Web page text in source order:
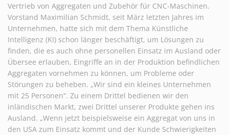
Vertrieb von Aggregaten und Zubehör für CNC-Maschinen.
Vorstand Maximilian Schmidt, seit März letzten Jahres im
Unternehmen, hatte sich mit dem Thema Künstliche
Intelligenz (KI) schon länger beschäftigt, um Lösungen zu
finden, die es auch ohne personellen Einsatz im Ausland oder
Übersee erlauben, Eingriffe an in der Produktion befindlichen
Aggregaten vornehmen zu können, um Probleme oder
Störungen zu beheben. „Wir sind ein kleines Unternehmen
mit 25 Personen“. Zu einem Drittel bedienen wir den
inländischen Markt, zwei Drittel unserer Produkte gehen ins
Ausland. „Wenn jetzt beispielsweise ein Aggregat von uns in
den USA zum Einsatz kommt und der Kunde Schwierigkeiten
Aggregate-Sonderlösungen Automobil Luftfahrt, Raumfahrt und Schienenverkehr
Formular Serviceanfrage
Formular Abholservice
Download Rücklieferschein